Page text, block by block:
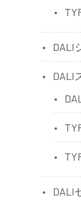
DALI
DALI
DALI